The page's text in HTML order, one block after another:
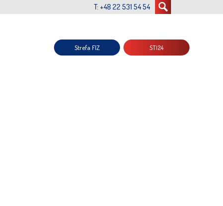
T: +48 22 531 54 54
Strefa FIZ STI24